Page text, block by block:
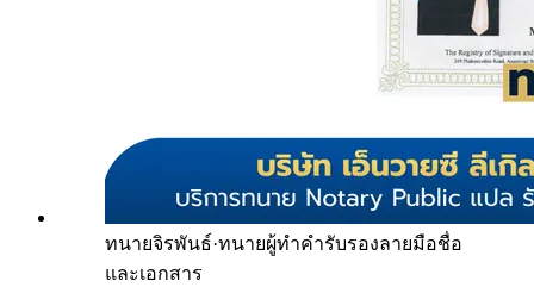
ทนายจิรพันธ์·ทนายผู้ทำคำรับรองลายมือชื่อ
และเอกสาร